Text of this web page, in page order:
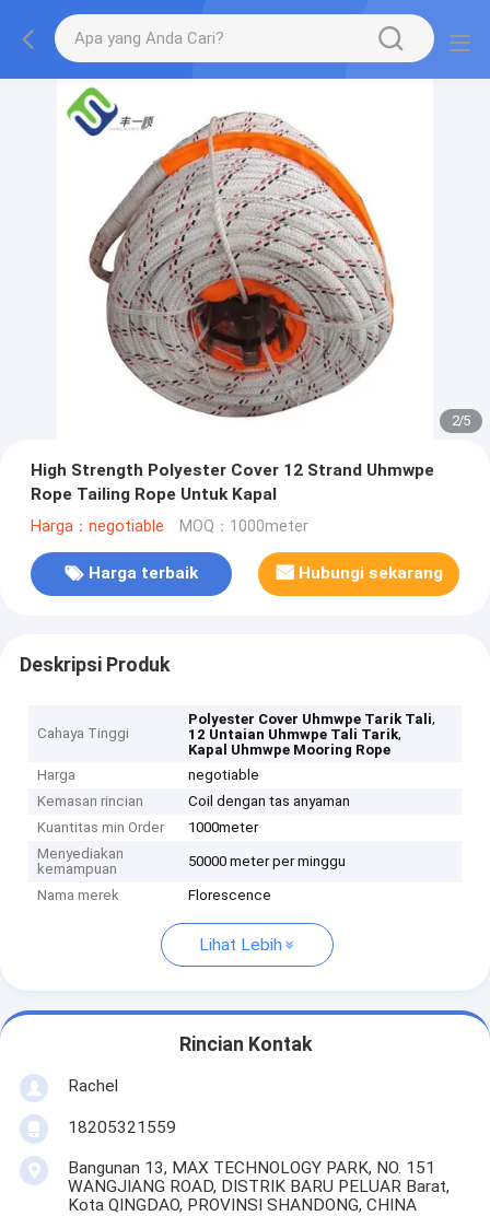
2/5
High Strength Polyester Cover 12 Strand Uhmwpe
Rope Tailing Rope Untuk Kapal
Harga：negotiable MOQ：1000meter
Harga terbaik Hubungi sekarang
Deskripsi Produk
Cahaya Tinggi
Polyester Cover Uhmwpe Tarik Tali,
12 Untaian Uhmwpe Tali Tarik,
Kapal Uhmwpe Mooring Rope
Harga
negotiable
Kemasan rincian
Coil dengan tas anyaman
Kuantitas min Order
1000meter
Menyediakan
kemampuan
50000 meter per minggu
Nama merek Florescence
Lihat Lebih
Rincian Kontak
Rachel
18205321559
Bangunan 13, MAX TECHNOLOGY PARK, NO. 151
WANGJIANG ROAD, DISTRIK BARU PELUAR Barat,
Kota QINGDAO, PROVINSI SHANDONG, CHINA